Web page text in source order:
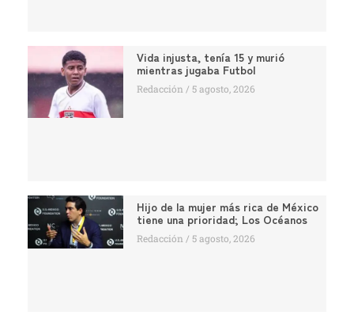
Vida injusta, tenía 15 y murió
mientras jugaba Futbol
Redacción 5 agosto, 2026
Hijo de la mujer más rica de México
tiene una prioridad; Los Océanos
Redacción 5 agosto, 2026